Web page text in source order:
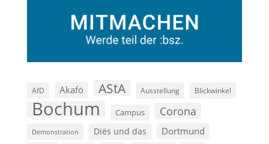
AfD Akafö AStA Ausstellung Blickwinkel
Bochum Campus Corona
Demonstration Diës und das Dortmund